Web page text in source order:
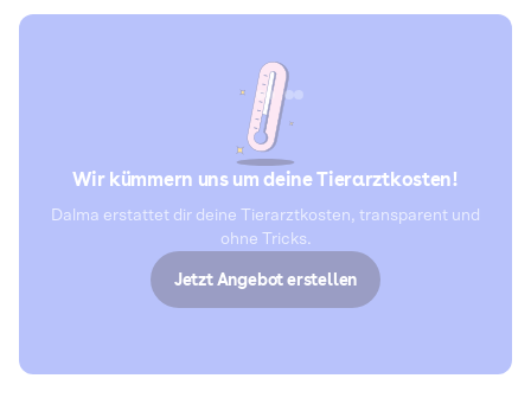
Wir kümmern uns um deine Tierarztkosten!
Dalma erstattet dir deine Tierarztkosten, transparent und
ohne Tricks.
Jetzt Angebot erstellen